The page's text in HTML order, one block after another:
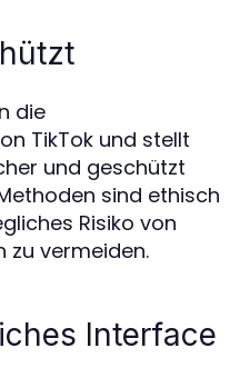
die
TikTok und stellt
und geschützt
sind ethisch
Risiko von
zu vermeiden.
Interface